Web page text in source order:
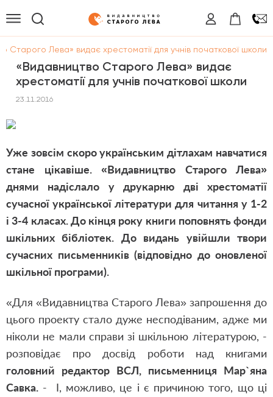
Старого Лева» видає хрестоматії для учнів початкової школи
«Видавництво Старого Лева» видає
хрестоматії для учнів початкової школи
23.11.2016
Уже зовсім скоро українським дітлахам навчатися
стане цікавіше. «Видавництво Старого Лева»
днями надіслало у друкарню дві хрестоматії
сучасної української літератури для читання у 1-2
і 3-4 класах. До кінця року книги поповнять фонди
шкільних бібліотек. До видань увійшли твори
сучасних письменників (відповідно до оновленої
шкільної програми).
«Для «Видавництва Старого Лева» запрошення до
цього проекту стало дуже несподіваним, адже ми
ніколи не мали справи зі шкільною літературою, -
розповідає про досвід роботи над книгами
головний редактор ВСЛ, письменниця Мар`яна
Савка. -
І, можливо, це і є причиною того, що ці